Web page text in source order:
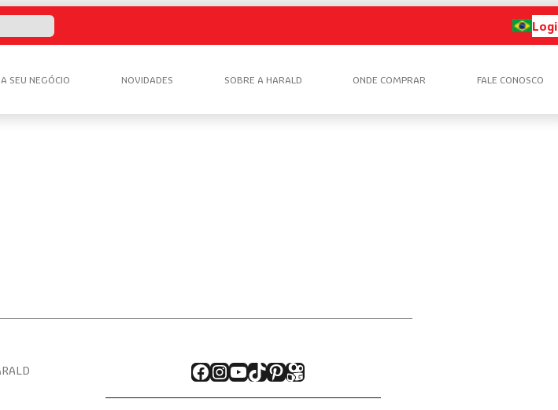
SEU NEGÓCIO NOVIDADES SOBRE A HARALD ONDE COMPRAR FALE CONOSCO
Facebook
Instagram
Youtube
TikTok
Pinterest
Kwai